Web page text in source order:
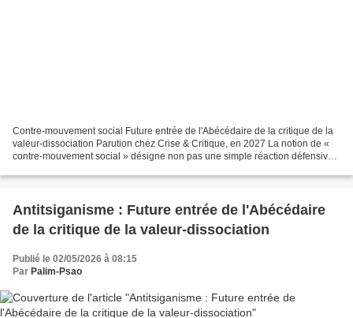
Contre-mouvement social Future entrée de l'Abécédaire de la critique de la
valeur-dissociation Parution chez Crise & Critique, en 2027 La notion de «
contre-mouvement social » désigne non pas une simple réaction défensive
Antitsiganisme : Future entrée de l'Abécédaire
de la critique de la valeur-dissociation
Publié le 02/05/2026 à 08:15
Par Palim-Psao